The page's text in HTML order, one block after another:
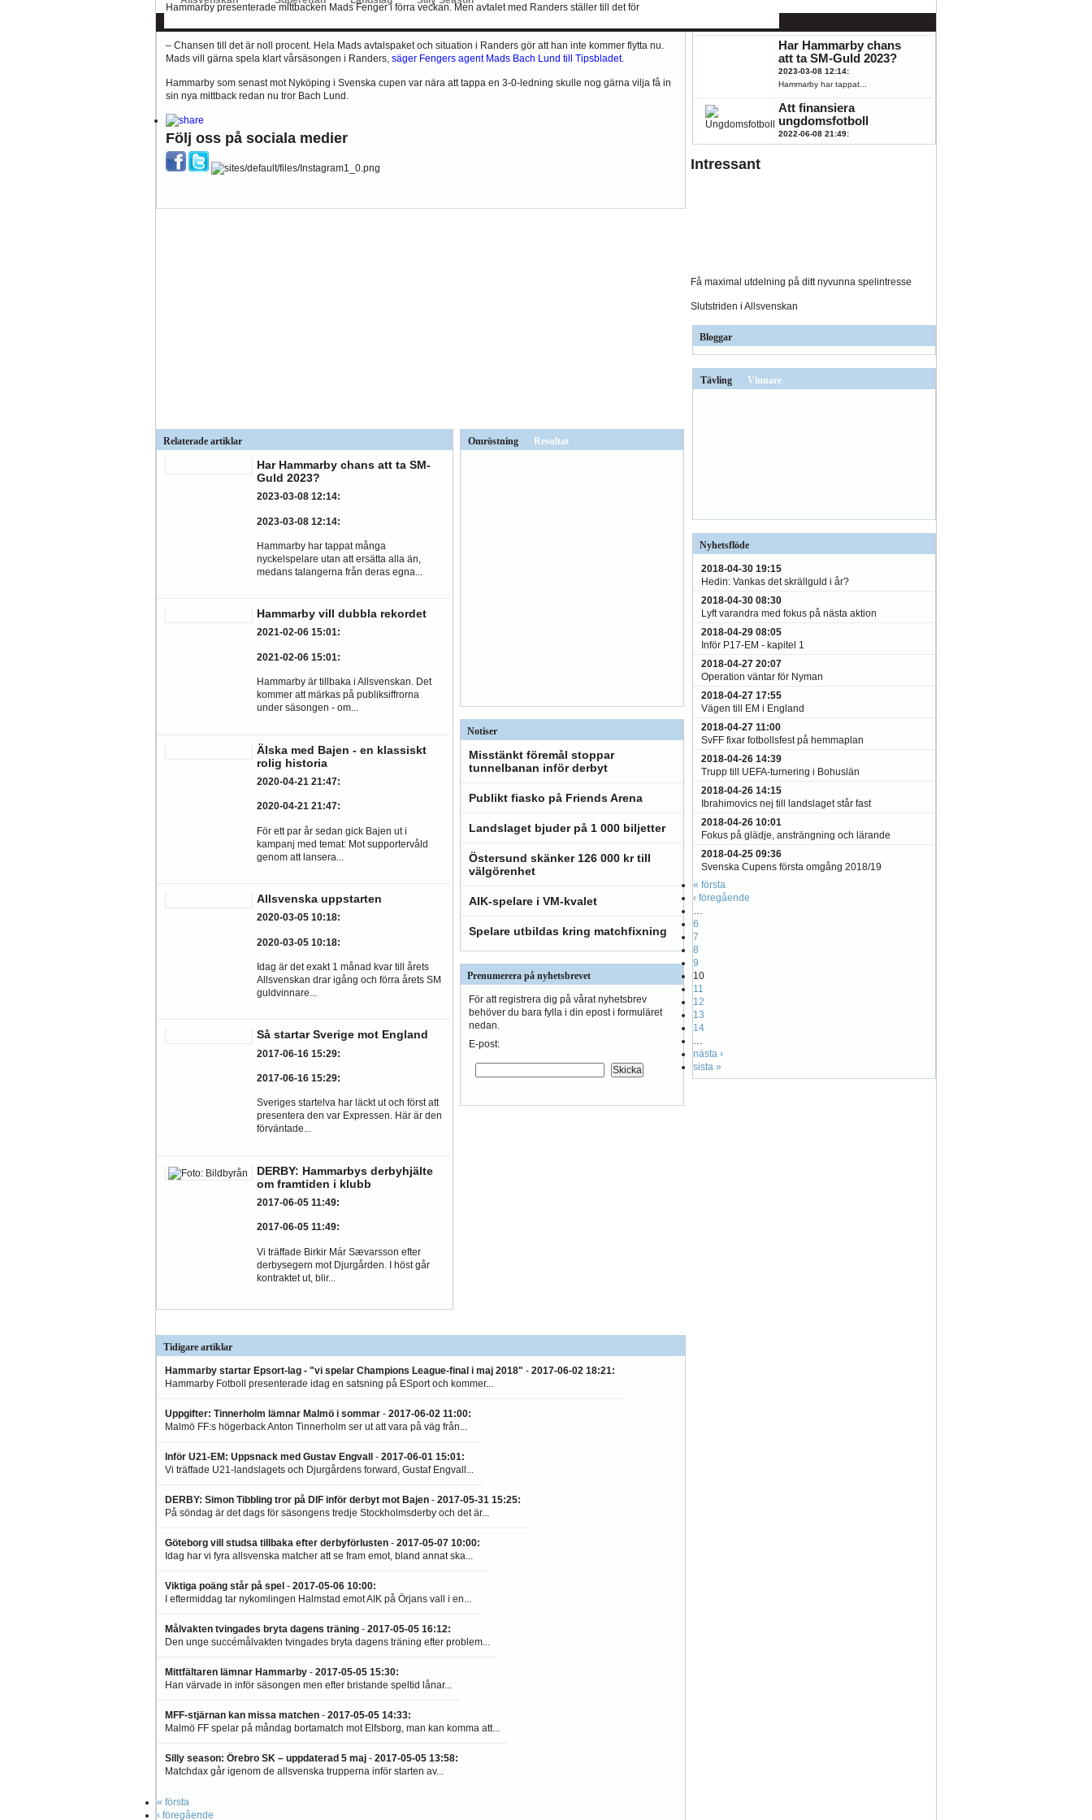
Hammarby presenterade mittbacken Mads Fenger i förra veckan. Men avtalet med Randers ställer till det för
– Chansen till det är noll procent. Hela Mads avtalspaket och situation i Randers gör att han inte kommer flytta nu.
Mads vill gärna spela klart vårsäsongen i Randers, säger Fengers agent Mads Bach Lund till Tipsbladet.
Hammarby som senast mot Nyköping i Svenska cupen var nära att tappa en 3-0-ledning skulle nog gärna vilja få in
sin nya mittback redan nu tror Bach Lund.
Följ oss på sociala medier
Relaterade artiklar
Har Hammarby chans att ta SM-
Guld 2023?
2023-03-08 12:14:
2023-03-08 12:14:
Hammarby har tappat många
nyckelspelare utan att ersätta alla än,
medans talangerna från deras egna...
Hammarby vill dubbla rekordet
2021-02-06 15:01:
2021-02-06 15:01:
Hammarby är tillbaka i Allsvenskan. Det
kommer att märkas på publiksiffrorna
under säsongen - om...
Älska med Bajen - en klassiskt
rolig historia
2020-04-21 21:47:
2020-04-21 21:47:
För ett par år sedan gick Bajen ut i
kampanj med temat: Mot supportervåld
genom att lansera...
Allsvenska uppstarten
2020-03-05 10:18:
2020-03-05 10:18:
Idag är det exakt 1 månad kvar till årets
Allsvenskan drar igång och förra årets SM
guldvinnare...
Så startar Sverige mot England
2017-06-16 15:29:
2017-06-16 15:29:
Sveriges startelva har läckt ut och först att
presentera den var Expressen. Här är den
förväntade...
DERBY: Hammarbys derbyhjälte
om framtiden i klubb
2017-06-05 11:49:
2017-06-05 11:49:
Vi träffade Birkir Már Sævarsson efter
derbysegern mot Djurgården. I höst går
kontraktet ut, blir...
Omröstning Resultat
Notiser
Misstänkt föremål stoppar
tunnelbanan inför derbyt
Publikt fiasko på Friends Arena
Landslaget bjuder på 1 000 biljetter
Östersund skänker 126 000 kr till
välgörenhet
AIK-spelare i VM-kvalet
Spelare utbildas kring matchfixning
Prenumerera på nyhetsbrevet
För att registrera dig på vårat nyhetsbrev
behöver du bara fylla i din epost i formuläret
nedan.
E-post:
Tidigare artiklar
Hammarby startar Epsort-lag - "vi spelar Champions League-final i maj 2018" - 2017-06-02 18:21:
Hammarby Fotboll presenterade idag en satsning på ESport och kommer...
Uppgifter: Tinnerholm lämnar Malmö i sommar - 2017-06-02 11:00:
Malmö FF:s högerback Anton Tinnerholm ser ut att vara på väg från...
Inför U21-EM: Uppsnack med Gustav Engvall - 2017-06-01 15:01:
Vi träffade U21-landslagets och Djurgårdens forward, Gustaf Engvall...
DERBY: Simon Tibbling tror på DIF inför derbyt mot Bajen - 2017-05-31 15:25:
På söndag är det dags för säsongens tredje Stockholmsderby och det är...
Göteborg vill studsa tillbaka efter derbyförlusten - 2017-05-07 10:00:
Idag har vi fyra allsvenska matcher att se fram emot, bland annat ska...
Viktiga poäng står på spel - 2017-05-06 10:00:
I eftermiddag tar nykomlingen Halmstad emot AIK på Örjans vall i en...
Målvakten tvingades bryta dagens träning - 2017-05-05 16:12:
Den unge succémålvakten tvingades bryta dagens träning efter problem...
Mittfältaren lämnar Hammarby - 2017-05-05 15:30:
Han värvade in inför säsongen men efter bristande speltid lånar...
MFF-stjärnan kan missa matchen - 2017-05-05 14:33:
Malmö FF spelar på måndag bortamatch mot Elfsborg, man kan komma att...
Silly season: Örebro SK – uppdaterad 5 maj - 2017-05-05 13:58:
Matchdax går igenom de allsvenska trupperna inför starten av...
« första
‹ föregående
2023-08-07 15:43:
Hästar, fotboll,...
Har Hammarby chans
att ta SM-Guld 2023?
2023-03-08 12:14:
Hammarby har tappat...
Att finansiera
ungdomsfotboll
2022-06-08 21:49:
Fotboll engagerar...
Intressant
Få maximal utdelning på ditt nyvunna spelintresse
Slutstriden i Allsvenskan
Bloggar
Tävling Vinnare
Nyhetsflöde
2018-04-30 19:15
Hedin: Vankas det skrällguld i år?
2018-04-30 08:30
Lyft varandra med fokus på nästa aktion
2018-04-29 08:05
Inför P17-EM - kapitel 1
2018-04-27 20:07
Operation väntar för Nyman
2018-04-27 17:55
Vägen till EM i England
2018-04-27 11:00
SvFF fixar fotbollsfest på hemmaplan
2018-04-26 14:39
Trupp till UEFA-turnering i Bohuslän
2018-04-26 14:15
Ibrahimovics nej till landslaget står fast
2018-04-26 10:01
Fokus på glädje, ansträngning och lärande
2018-04-25 09:36
Svenska Cupens första omgång 2018/19
« första
‹ föregående
6
7
8
9
10
11
12
13
14
nästa ›
sista »